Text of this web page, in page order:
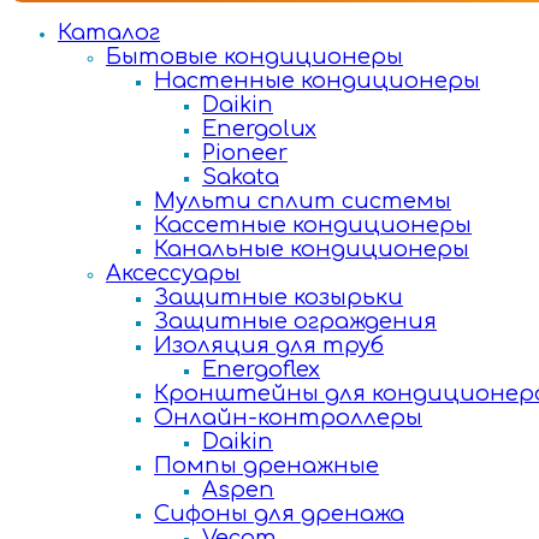
Каталог
Бытовые кондиционеры
Настенные кондиционеры
Daikin
Energolux
Pioneer
Sakata
Мульти сплит системы
Кассетные кондиционеры
Канальные кондиционеры
Аксессуары
Защитные козырьки
Защитные ограждения
Изоляция для труб
Energoflex
Кронштейны для
Онлайн-контроллеры
Daikin
Помпы дренажные
Aspen
Сифоны для дренажа